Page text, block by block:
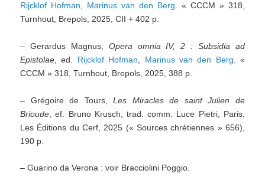
Rijcklof Hofman
Marinus van den Berg . « CCCM » 318,
Turnhout, Brepols, 2025, CII + 402 p.
– Gerardus Magnus, Opera omnia IV, 2 : Subsidia ad
Epistolae , ed. Rijcklof Hofman Marinus van den Berg . «
CCCM » 318, Turnhout, Brepols, 2025, 388 p.
– Grégoire de Tours,Les Miracles de saint Julien de
Brioude , ef. Bruno Krusch, trad. comm. Luce Pietri, Paris,
Les Éditions du Cerf, 2025 (« Sources chrétiennes » 656),
190 p.
– Guarino da Verona : voir Bracciolini Poggio.